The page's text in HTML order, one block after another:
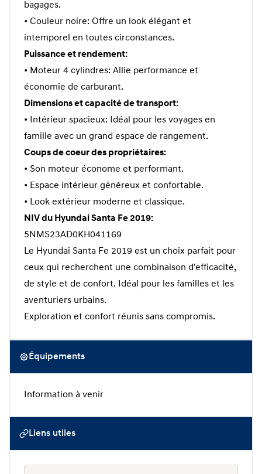
bagages.
• Couleur noire: Offre un look élégant et
intemporel en toutes circonstances.
Puissance et rendement:
• Moteur 4 cylindres: Allie performance et
économie de carburant.
Dimensions et capacité de transport:
• Intérieur spacieux: Idéal pour les voyages en
famille avec un grand espace de rangement.
Coups de coeur des propriétaires:
• Son moteur économe et performant.
• Espace intérieur généreux et confortable.
• Look extérieur moderne et classique.
NIV du Hyundai Santa Fe 2019:
5NMS23AD0KH041169
Le Hyundai Santa Fe 2019 est un choix parfait pour
ceux qui recherchent une combinaison d'efficacité,
de style et de confort. Idéal pour les familles et les
aventuriers urbains.
Exploration et confort réunis sans compromis.
Équipements
Information à venir
Liens utiles